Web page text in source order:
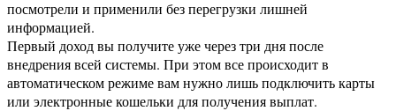
посмотрели и применили без перегрузки лишней
информацией.
Первый доход вы получите уже через три дня после
внедрения всей системы. При этом все происходит в
автоматическом режиме вам нужно лишь подключить карты
или электронные кошельки для получения выплат.